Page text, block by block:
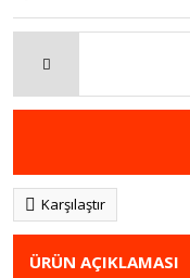
Karşılaştır
ÜRÜN AÇIKLAMASI